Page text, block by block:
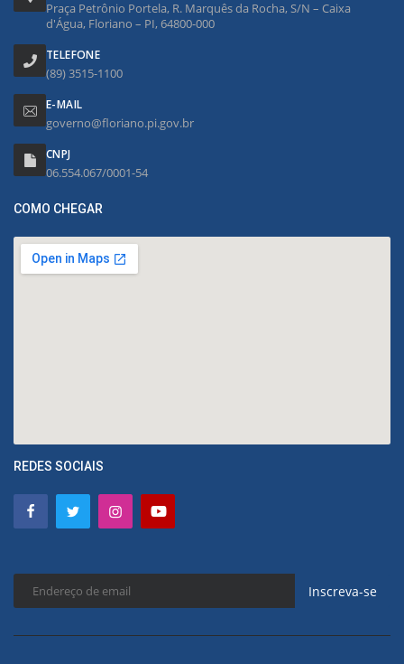
Praça Petrônio Portela, R. Marquês da Rocha, S/N – Caixa
d'Água, Floriano – PI, 64800-000
TELEFONE
(89) 3515-1100
E-MAIL
governo@floriano.pi.gov.br
CNPJ
06.554.067/0001-54
COMO CHEGAR
REDES SOCIAIS
Inscreva-se